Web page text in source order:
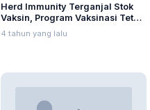
Herd Immunity Terganjal Stok
Vaksin, Program Vaksinasi Tetap
Digencarkan
4 tahun yang lalu